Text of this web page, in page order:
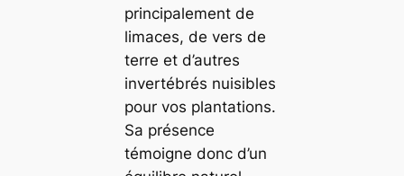
principalement de
limaces, de vers de
terre et d’autres
invertébrés nuisibles
pour vos plantations.
Sa présence
témoigne donc d’un